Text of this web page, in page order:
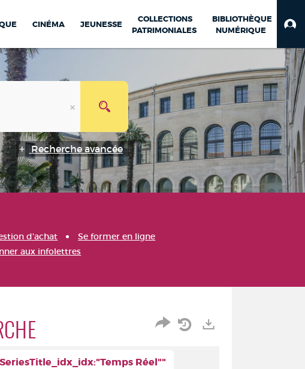
CINÉMA JEUNESSE
COLLECTIONS
PATRIMONIALES
BIBLIOTHÈQUE
NUMÉRIQUE
Recherche avancée
d'achat
Se former en ligne
aux infolettres
Réel""